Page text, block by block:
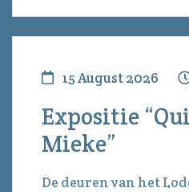
15 August 2026
Expositie
Mieke”
De deuren van het